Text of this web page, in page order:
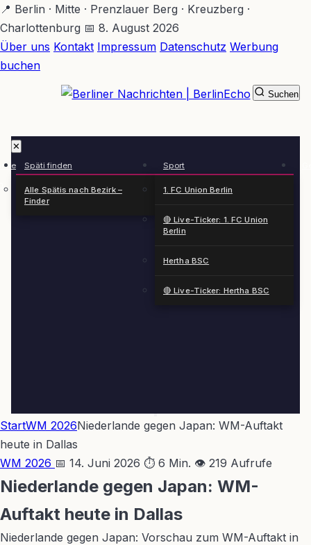
Zum
Hauptinhalt
springen
📍 Berlin · Mitte · Prenzlauer Berg · Kreuzberg ·
Charlottenburg 📅 8. August 2026
Über uns Kontakt Impressum Datenschutz Werbung
buchen
✕
Späti finden
Alle Spätis nach Bezirk –
Finder
Sport
1. FC Union Berlin
🔴 Live-Ticker: 1. FC Union
Berlin
Hertha BSC
🔴 Live-Ticker: Hertha BSC
Suchen
StartWM 2026Niederlande gegen Japan: WM-Auftakt
heute in Dallas
WM 2026 📅 14. Juni 2026 ⏱ 6 Min. 👁 219 Aufrufe
Niederlande gegen Japan: WM-
Auftakt heute in Dallas
Niederlande gegen Japan: Vorschau zum WM-Auftakt in